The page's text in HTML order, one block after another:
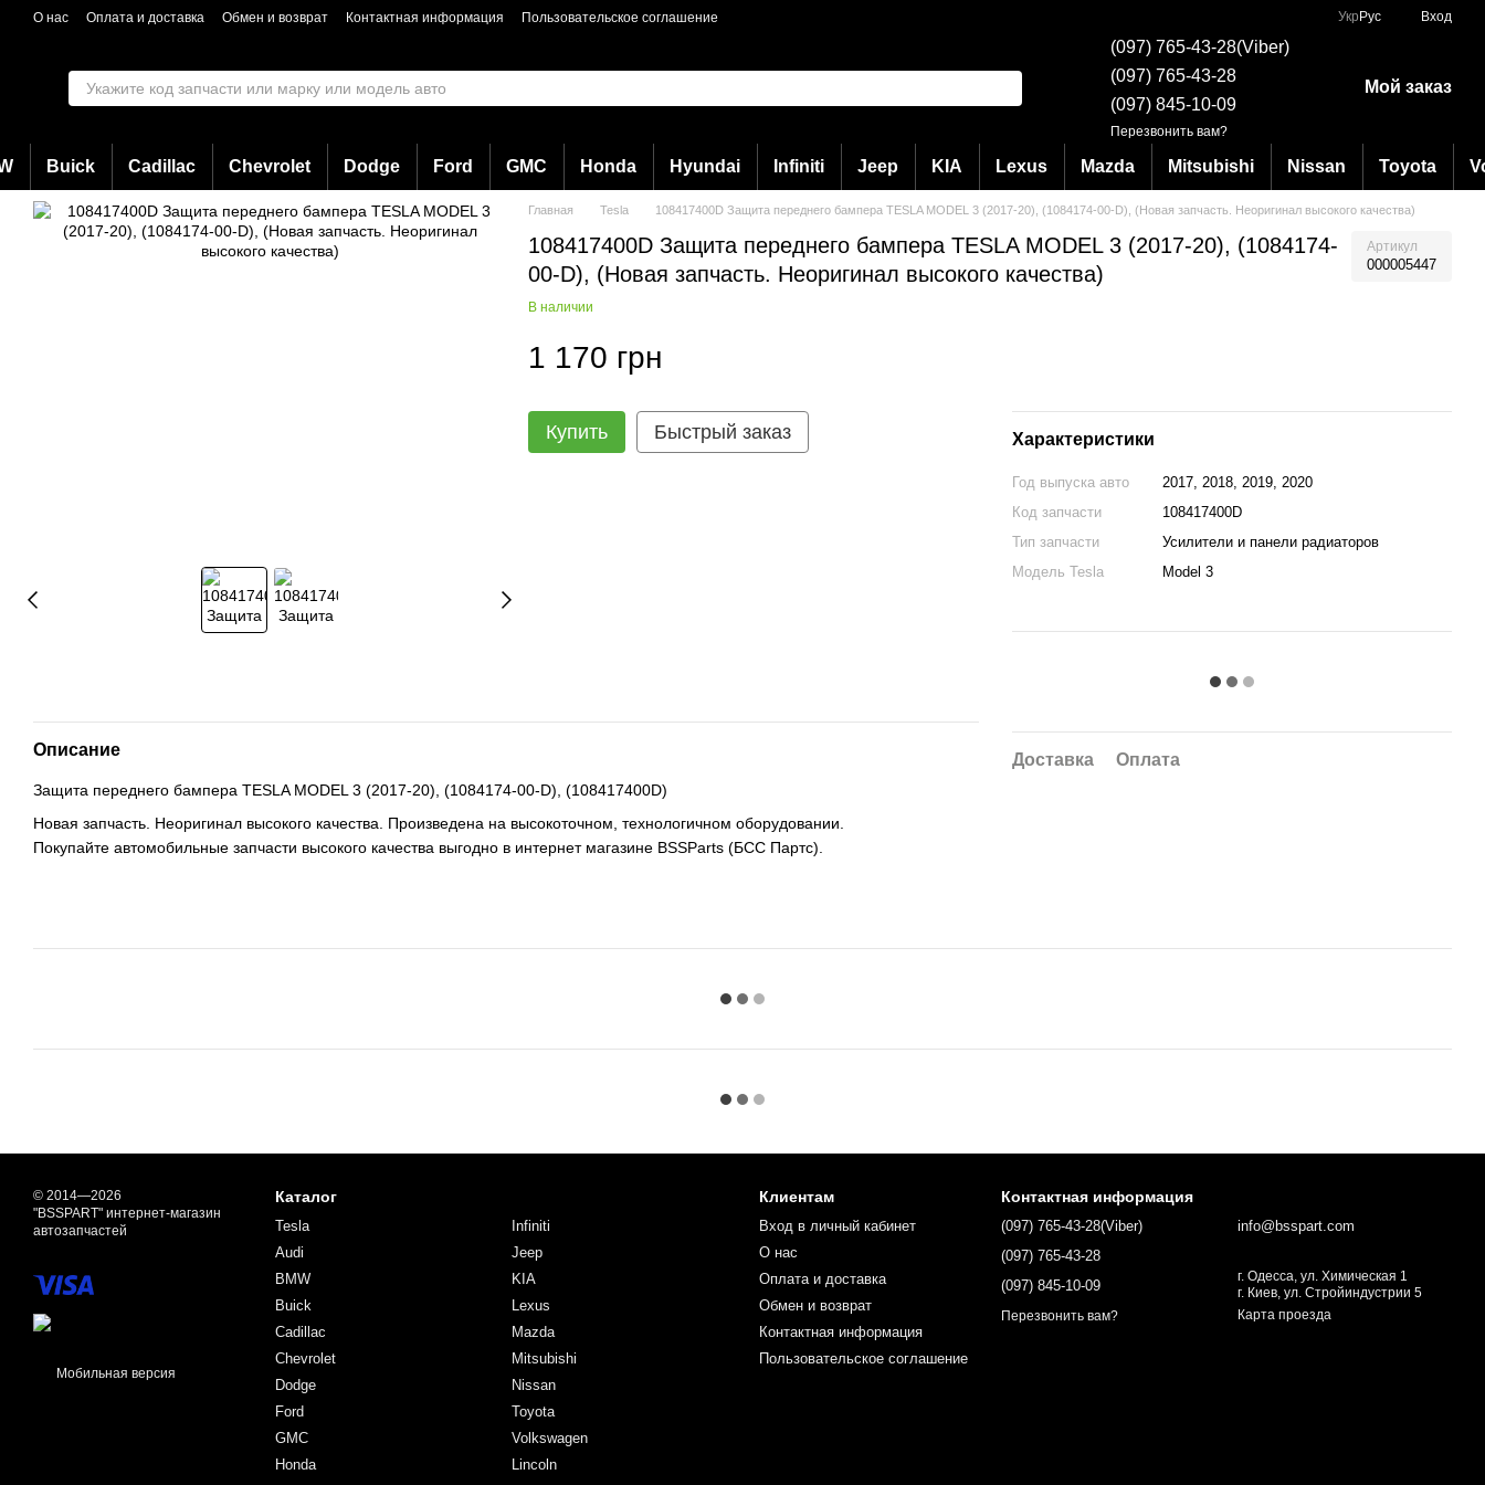
Перейти к основному контенту
О нас Оплата и доставка Обмен и возврат Контактная информация Пользовательское соглашение Укр Рус Вход
(097) 765-43-28(Viber)
(097) 765-43-28
(097) 845-10-09
Перезвонить вам?
Мой заказ
Buick Cadillac Chevrolet Dodge Ford GMC Honda Hyundai Infiniti Jeep KIA Lexus Mazda Mitsubishi Nissan Toyota
Главная Tesla 108417400D Защита переднего бампера TESLA MODEL 3 (2017-20), (1084174-00-D), (Новая запчасть. Неоригинал высокого качества)
108417400D Защита переднего бампера TESLA MODEL 3 (2017-20), (1084174-
00-D), (Новая запчасть. Неоригинал высокого качества)
Артикул
000005447
В наличии
1 170 грн
Купить Быстрый заказ Характеристики
Год выпуска авто
2017, 2018, 2019, 2020
Код запчасти
108417400D
Тип запчасти
Усилители и панели радиаторов
Модель Tesla
Model 3
Доставка Оплата
Описание
Защита переднего бампера TESLA MODEL 3 (2017-20), (1084174-00-D), (108417400D)
Новая запчасть. Неоригинал высокого качества. Произведена на высокоточном, технологичном оборудовании.
Покупайте автомобильные запчасти высокого качества выгодно в интернет магазине BSSParts (БСС Партс).
© 2014—2026
"BSSPART" интернет-магазин
автозапчастей
Мобильная версия
Каталог
Tesla
Audi
BMW
Buick
Cadillac
Chevrolet
Dodge
Ford
GMC
Honda
Infiniti
Jeep
KIA
Lexus
Mazda
Mitsubishi
Nissan
Toyota
Volkswagen
Lincoln
Клиентам
Вход в личный кабинет
О нас
Оплата и доставка
Обмен и возврат
Контактная информация
Пользовательское соглашение
Контактная информация
(097) 765-43-28(Viber)
(097) 765-43-28
(097) 845-10-09
Перезвонить вам?
info@bsspart.com
г. Одесса, ул. Химическая 1
г. Киев, ул. Стройиндустрии 5
Карта проезда